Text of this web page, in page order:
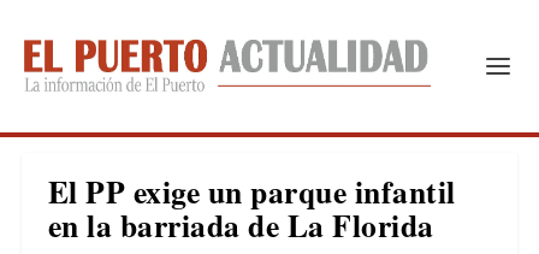
El PP exige un parque infantil
en la barriada de La Florida